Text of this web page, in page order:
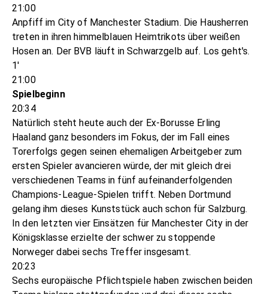
21:00
Anpfiff im City of Manchester Stadium. Die Hausherren
treten in ihren himmelblauen Heimtrikots über weißen
Hosen an. Der BVB läuft in Schwarzgelb auf. Los geht's.
1'
21:00
Spielbeginn
20:34
Natürlich steht heute auch der Ex-Borusse Erling
Haaland ganz besonders im Fokus, der im Fall eines
Torerfolgs gegen seinen ehemaligen Arbeitgeber zum
ersten Spieler avancieren würde, der mit gleich drei
verschiedenen Teams in fünf aufeinanderfolgenden
Champions-League-Spielen trifft. Neben Dortmund
gelang ihm dieses Kunststück auch schon für Salzburg.
In den letzten vier Einsätzen für Manchester City in der
Königsklasse erzielte der schwer zu stoppende
Norweger dabei sechs Treffer insgesamt.
20:23
Sechs europäische Pflichtspiele haben zwischen beiden